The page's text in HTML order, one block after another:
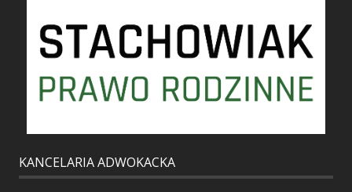
KANCELARIA ADWOKACKA